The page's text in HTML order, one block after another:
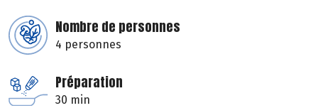
Nombre de personnes
4 personnes
Préparation
30 min